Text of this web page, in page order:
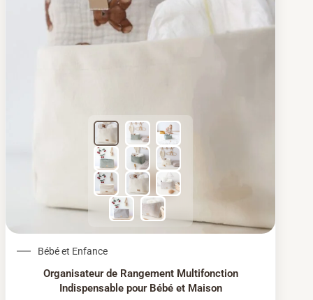
Bébé et Enfance
Organisateur de Rangement Multifonction
Indispensable pour Bébé et Maison